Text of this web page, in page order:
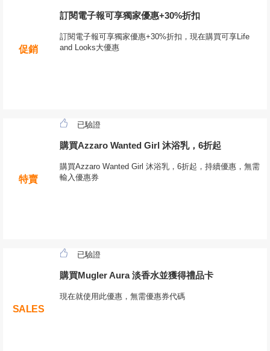
促銷
訂閱電子報可享獨家優惠+30%折扣
訂閱電子報可享獨家優惠+30%折扣，現在購買可享Life
and Looks大優惠
特賣
已驗證
購買Azzaro Wanted Girl 沐浴乳，6折起
購買Azzaro Wanted Girl 沐浴乳，6折起，持續優惠，無需
輸入優惠券
SALES
已驗證
購買Mugler Aura 淡香水並獲得禮品卡
現在就使用此優惠，無需優惠券代碼